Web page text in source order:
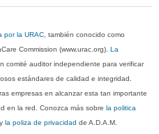
por la URAC, también conocido como
Commission (www.urac.org). La
comité auditor independiente para verificar
estándares de calidad e integridad.
empresas en alcanzar esta tan importante
en la red. Conozca más sobre la politica
la poliza de privacidad de A.D.A.M.